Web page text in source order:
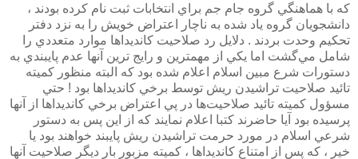
كه با هماهنگي گروه جام جم براي انتخابات‌ ثبت نام كرده بودند ،
دانشجويان گروه ياد شده به ناچار اعتراض خويش را به نزد دفتر
تحكيم وحدت بردند . دلايل رد صلاحيت كانديداها موارد متعددي را
شامل مي‌گشت اما يكي از مهمترين و رايج ترين آنها عدم پايبندي به
دستورات شرع مبين اسلام اعلام شده بود كه البته منظور كميته
تائيد صلاحيت تراشيدن ريش توسط برخي كانديداها بود ! حتي
مسؤول كميته تائيد صلاحيت‌ها در پي اعتراض برخي كانديداها از آنها
پرسيده بود آيا حاضرند كتبا اعلام نمايند كه از اين پس به دستور
شرعي اسلام در مورد حرمت تراشيدن ريش پايبند خواهند بود يا
خير ، كه پس از امتناع كانديداها ، كميته مزبور بار ديگر صلاحيت‌ آنها